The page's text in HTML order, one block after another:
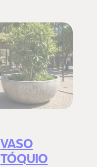
VASO
TÓQUIO